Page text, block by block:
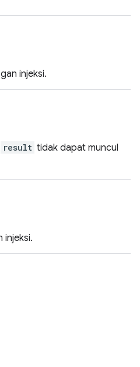
injeksi.
result tidak dapat muncul
injeksi.